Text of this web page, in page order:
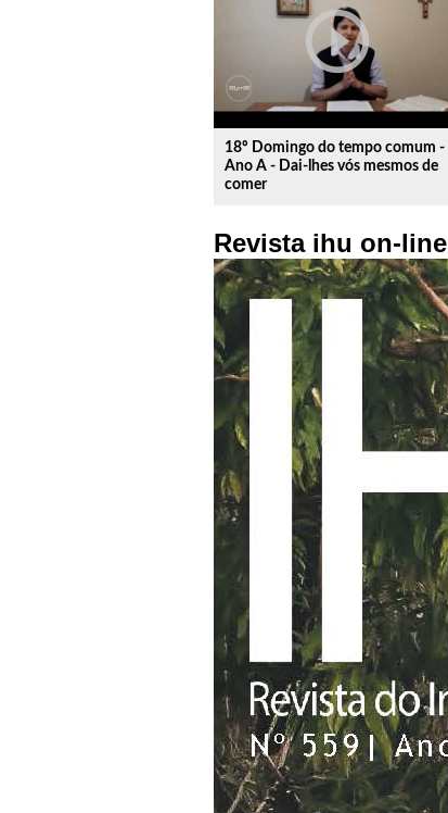
play_circle_outline
18º Domingo do tempo comum -
Ano A - Dai-lhes vós mesmos de
comer
Revista ihu on-line